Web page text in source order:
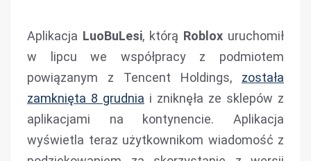
Aplikacja LuoBuLesi, którą Roblox uruchomił
w lipcu we współpracy z podmiotem
powiązanym z Tencent Holdings, została
zamknięta 8 grudnia i zniknęła ze sklepów z
aplikacjami na kontynencie. Aplikacja
wyświetla teraz użytkownikom wiadomość z